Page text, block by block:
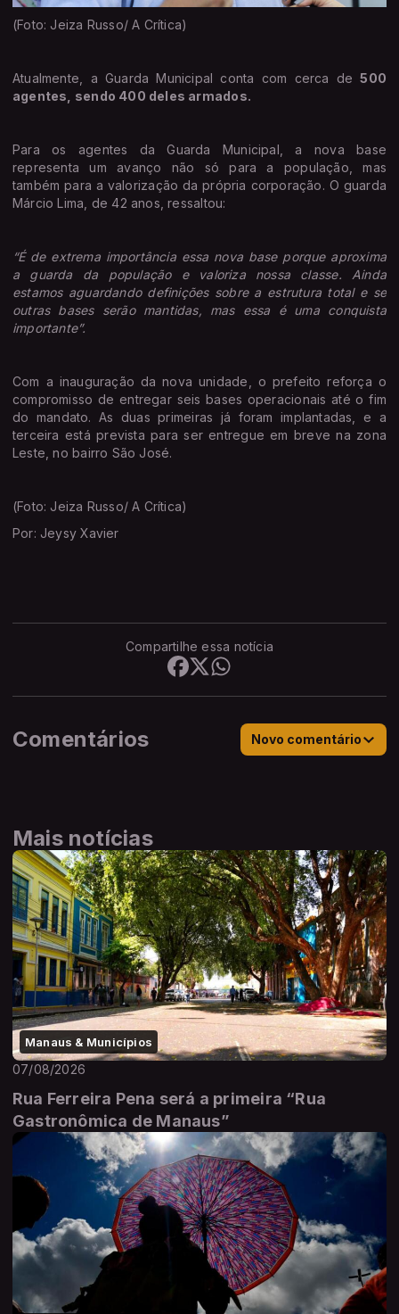
(Foto: Jeiza Russo/ A Crítica)
Atualmente, a Guarda Municipal conta com cerca de500
agentes, sendo 400 deles armados.
Para os agentes da Guarda Municipal, a nova base
representa um avanço não só para a população, mas
também para a valorização da própria corporação. O guarda
Márcio Lima, de 42 anos, ressaltou:
“É de extrema importância essa nova base porque aproxima
a guarda da população e valoriza nossa classe. Ainda
estamos aguardando definições sobre a estrutura total e se
outras bases serão mantidas, mas essa é uma conquista
importante”.
Com a inauguração da nova unidade, o prefeito reforça o
compromisso de entregar seis bases operacionais até o fim
do mandato. As duas primeiras já foram implantadas, e a
terceira está prevista para ser entregue em breve na zona
Leste, no bairro São José.
(Foto: Jeiza Russo/ A Crítica)
Por: Jeysy Xavier
Compartilhe essa notícia
Comentários Novo comentário
Mais notícias
Manaus & Municípios
07/08/2026
Rua Ferreira Pena será a primeira “Rua
Gastronômica de Manaus”